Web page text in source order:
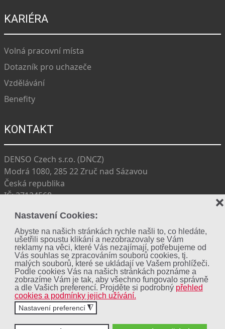
Nastavení Cookies:
Abyste na našich stránkách rychle našli to, co hledáte,
ušetřili spoustu klikání a nezobrazovaly se Vám
reklamy na věci, které Vás nezajímají, potřebujeme od
Vás souhlas se zpracováním souborů cookies, tj.
malých souborů, které se ukládají ve Vašem prohlížeči.
Podle cookies Vás na našich stránkách poznáme a
zobrazíme Vám je tak, aby všechno fungovalo správně
a dle Vašich preferencí. Projděte si podrobný přehled
cookies a podmínky jejich užívání.
Nastavení preferencí ◮
❌
KARIÉRA
Volná pracovní místa
Dotazník pro uchazeče
Vzdělávání
Benefity
KONTAKT
DENSO Czech s.r.o. (DNCZ)
Modrá 1080, 285 22 Zruč nad Sázavou
Česká republika
IČ: 27124568
+420 327 533 727
dncz_info@eu.denso.com
Facebook
Cookies
Soukromé prohlášení o vyloučení odpovědnosti DENSO